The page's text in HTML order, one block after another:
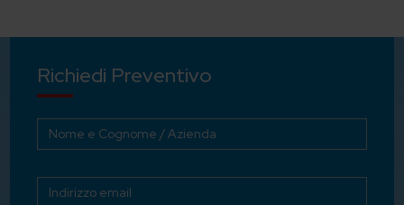
Richiedi Preventivo